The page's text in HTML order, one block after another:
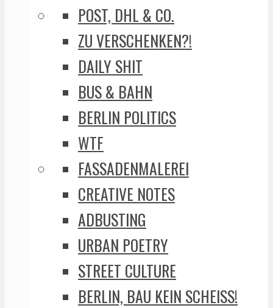
POST, DHL & CO.
ZU VERSCHENKEN?!
DAILY SHIT
BUS & BAHN
BERLIN POLITICS
WTF
FASSADENMALEREI
CREATIVE NOTES
ADBUSTING
URBAN POETRY
STREET CULTURE
BERLIN, BAU KEIN SCHEISS!